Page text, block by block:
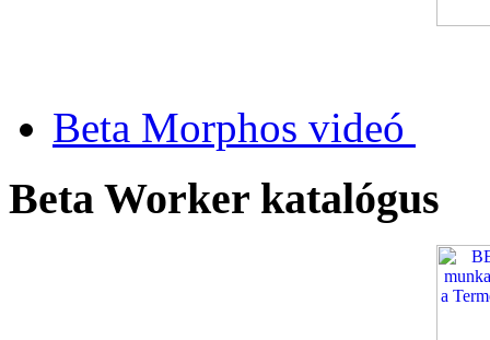
Beta Morphos videó
Beta Worker katalógus